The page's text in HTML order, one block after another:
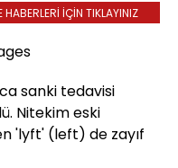
İÇİN TIKLAYINIZ
sanki tedavisi
Nitekim eski
'lyft' (left) de zayıf